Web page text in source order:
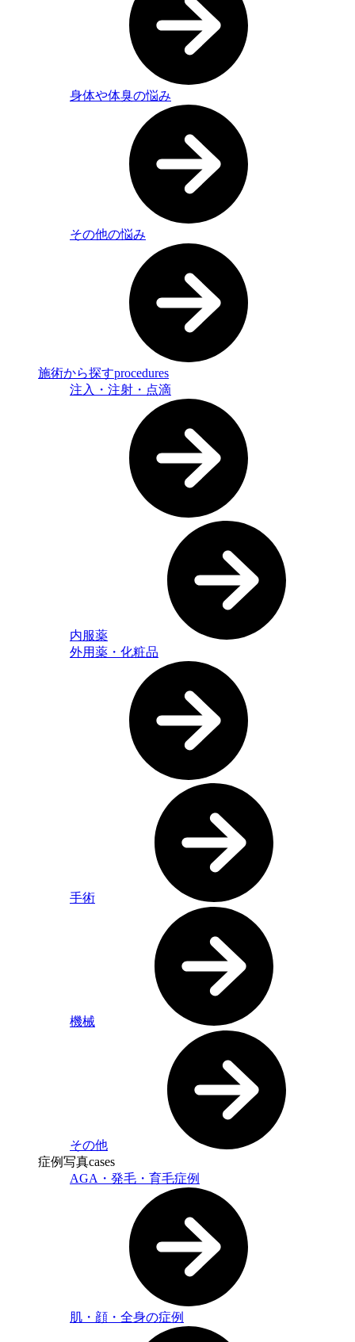
身体や体臭の悩み
その他の悩み
施術から探すprocedures
注入・注射・点滴
内服薬
外用薬・化粧品
手術
機械
その他
症例写真cases
AGA・発毛・育毛症例
肌・顔・全身の症例